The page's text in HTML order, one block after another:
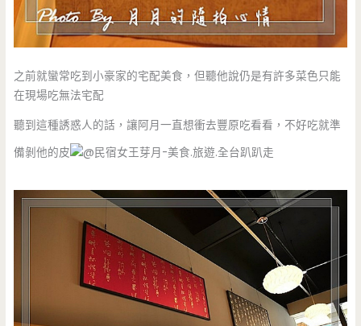
之前就蠻常吃到小豪家的宅配美食，但聽他說仍是有許多菜色只能
在現場吃無法宅配
聽到這種誘惑人的話，讓阿月一直想衝去豐原吃看看，不好吃就準
備剝他的皮